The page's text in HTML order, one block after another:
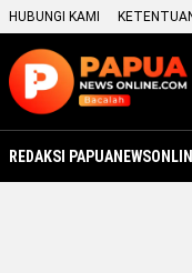
HUBUNGI KAMI
REDAKSI